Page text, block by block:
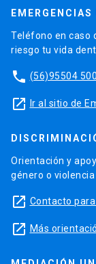
EMERGENCIAS
Teléfono en caso
riesgo tu vida
phone (56)95504
launch Ir al sitio de
Orientación y
género o violencia
launch Contacto
launch Más